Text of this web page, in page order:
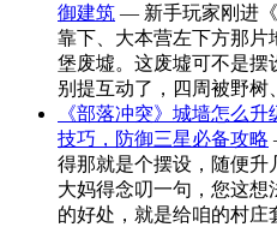
御建筑 — 新手玩家刚进
靠下、大本营左下方那片
堡废墟。这废墟可不是摆
别提互动了，四周被野
《部落冲突》城墙怎么
技巧，防御三星必备攻略
得那就是个摆设，随便升
大妈得念叨一句，您这
的好处，就是给咱的村